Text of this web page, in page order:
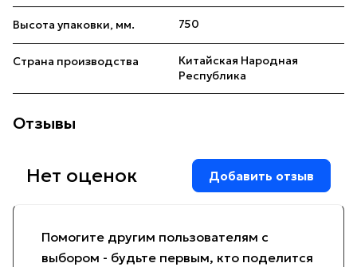
Высота упаковки, мм. 750
Страна производства
Китайская Народная
Республика
Отзывы
Помогите другим пользователям с
выбором - будьте первым, кто поделится
Нет оценок Добавить отзыв